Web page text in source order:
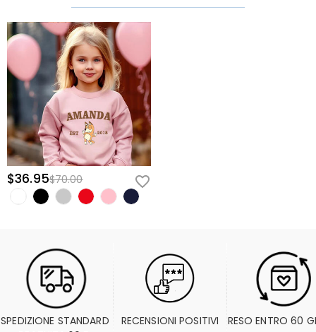
$36.95$70.00
SPEDIZIONE STANDARD
RECENSIONI POSITIVI RESO ENTRO 60